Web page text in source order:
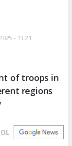
- 13:21
of troops in
regions